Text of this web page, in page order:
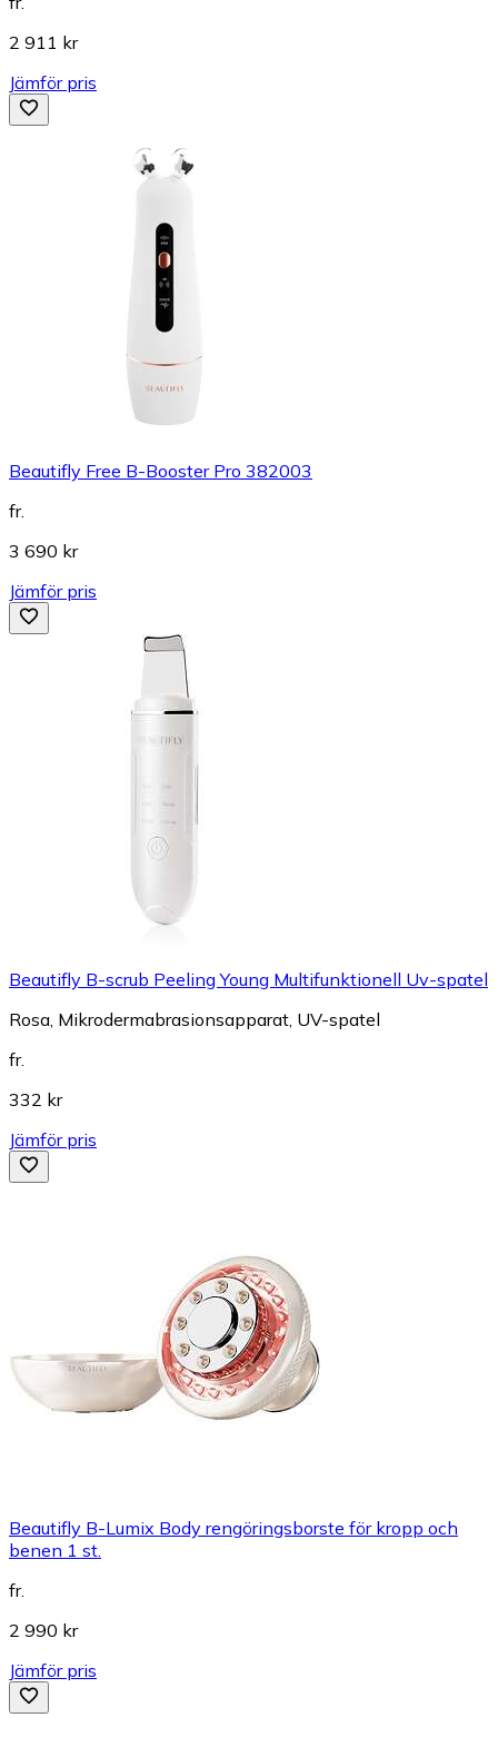
2 911 kr
Jämför pris
Beautifly Free B-Booster Pro 382003
fr.
3 690 kr
Jämför pris
Beautifly B-scrub Peeling Young Multifunktionell Uv-spatel
Rosa, Mikrodermabrasionsapparat, UV-spatel
fr.
332 kr
Jämför pris
Beautifly B-Lumix Body rengöringsborste för kropp och
benen 1 st.
fr.
2 990 kr
Jämför pris